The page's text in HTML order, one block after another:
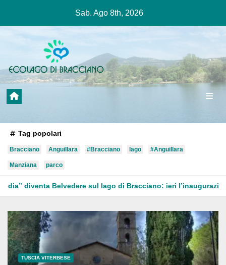
contenuto
Sab. Ago 8th, 2026
Tag popolari
Bracciano Anguillara #Bracciano lago #Anguillara
Manziana parco
lago di Bracciano: ieri l’inaugurazione Ladispoli: donna
TUSCIA VITERBESE